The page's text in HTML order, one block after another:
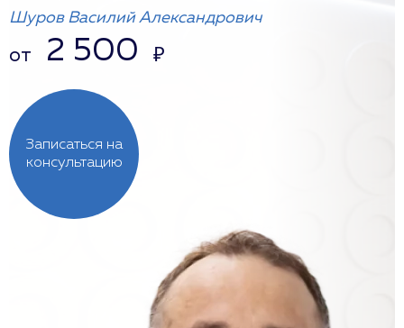
Записаться на
консультацию
Шуров Василий Александрович
от 2 500 ₽